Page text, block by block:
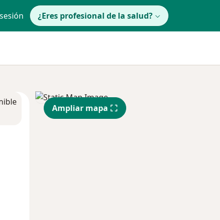
¿Eres profesional de la salud?
Ampliar mapa